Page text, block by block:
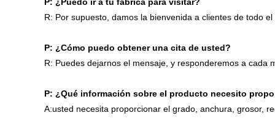
R: Por supuesto, damos la bienvenida a clientes de todo
P: ¿Cómo puedo obtener una cita de usted?
R: Puedes dejarnos el mensaje, y responderemos a cada
P: ¿Qué información sobre el producto necesito
A:usted necesita proporcionar el grado, anchura, grosor,